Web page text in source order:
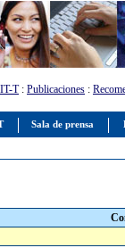
Sala de prensa
T: Publicaciones :